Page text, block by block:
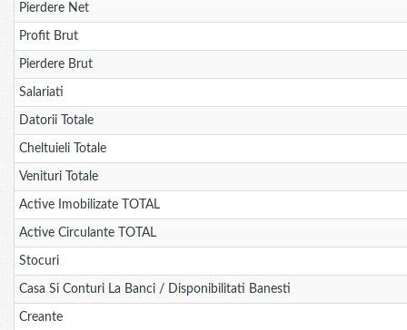
Pierdere Net
Profit Brut
Pierdere Brut
Salariati
Datorii Totale
Cheltuieli Totale
Venituri Totale
Active Imobilizate TOTAL
Active Circulante TOTAL
Stocuri
Casa Si Conturi La Banci / Disponibilitati Banesti
Creante